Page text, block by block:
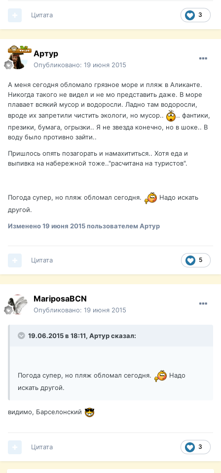
3
Цитата
Артур
Опубликовано: 19 июня 2015
А меня сегодня обломало грязное море и пляж в Аликанте.
Никогда такого не видел и не мо представить даже. В море
плавает всякий мусор и водоросли. Ладно там водоросли,
вроде их запретили чистить экологи, но мусор..
.. фантики,
презики, бумага, огрызки.. Я не звезда конечно, но в шоке.. В
воду было противно зайти..
Пришлось опять позагорать и намахититься.. Хотя еда и
выпивка на набережной тоже.."расчитана на туристов".
Погода супер, но пляж обломал сегодня.
Надо искать
другой.
Изменено19 июня 2015пользователем Артур
5
Цитата
MariposaBCN
Опубликовано: 19 июня 2015
19.06.2015 в 18:11, Артур сказал:
Погода супер, но пляж обломал сегодня.
Надо
искать другой.
видимо, Барселонский
3
Цитата